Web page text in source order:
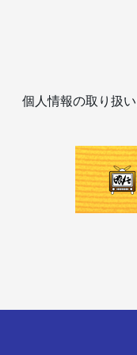
個人情報の取り扱